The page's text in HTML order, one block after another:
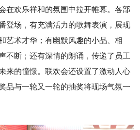
欢乐祥和的氛围中拉开帷幕。各部
登场，有充满活力的歌舞表演，展现
艺术才华；有幽默风趣的小品、相
不断；还有深情的朗诵，传递了员工
来的憧憬。联欢会还设置了激动人心
品与一轮又一轮的抽奖将现场气氛一